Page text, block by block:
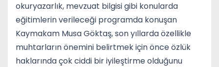
okuryazarlık, mevzuat bilgisi gibi konularda
eğitimlerin verileceği programda konuşan
Kaymakam Musa Göktaş, son yıllarda özellikle
muhtarların önemini belirtmek için önce özlük
haklarında çok ciddi bir iyileştirme olduğunu